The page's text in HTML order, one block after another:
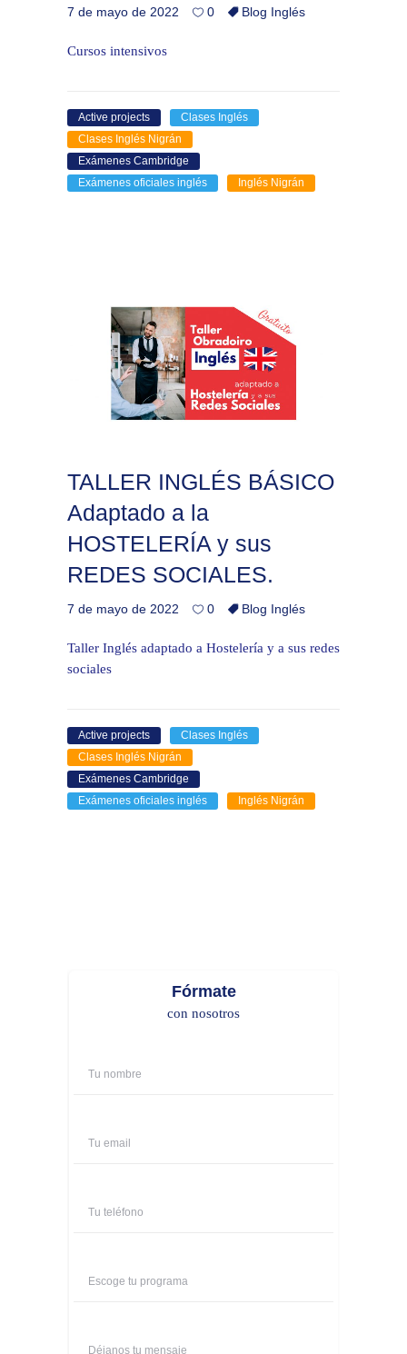
7 de mayo de 2022 0 Blog Inglés
Cursos intensivos
Active projects
Clases Inglés
Clases Inglés Nigrán
Exámenes Cambridge
Exámenes oficiales inglés
Inglés Nigrán
TALLER INGLÉS BÁSICO
Adaptado a la
HOSTELERÍA y sus
REDES SOCIALES.
7 de mayo de 2022 0 Blog Inglés
Taller Inglés adaptado a Hostelería y a sus redes
sociales
Active projects
Clases Inglés
Clases Inglés Nigrán
Exámenes Cambridge
Exámenes oficiales inglés
Inglés Nigrán
Fórmate
con nosotros